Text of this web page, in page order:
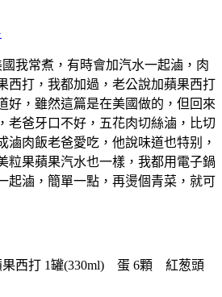
我常煮，有時會加汽水一起滷，肉
西打，我都加過，老公說加蘋果西打
好，雖然這篇是在美國做的，但回來
老爸牙口不好，五花肉切絲滷，比切
滷肉飯老爸愛吃，他說味道也特别，
粒果蘋果汽水也一樣，我都用電子鍋
起滷，簡單一點，再燙個青菜，就可
西打 1罐(330ml) 蛋 6顆 紅葱頭